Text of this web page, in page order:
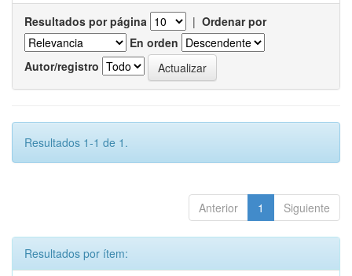
Resultados por página | Ordenar por
En orden
Autor/registro
Resultados 1-1 de 1.
Anterior 1 Siguiente
Resultados por ítem: